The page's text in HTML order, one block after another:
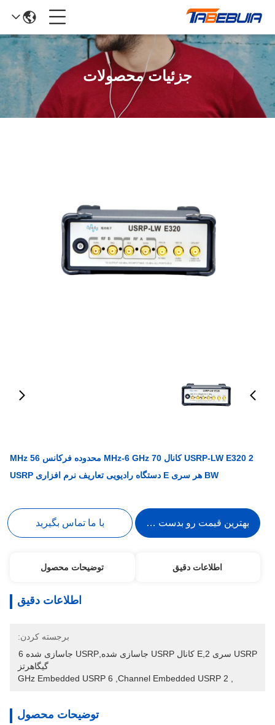
جزئیات محصولات
USRP-LW E320 2 کانال 70 MHz-6 GHz محدوده فرکانس 56 MHz
BW هر سری E دستگاه رادیویی تعاریف نرم افزاری USRP
بهترین قیمت رو بدست بیار با ما تماس بگیرید
اطلاعات دقیق توضیحات محصول
اطلاعات دقیق
برجسته کردن:
گیگاهرتز
2 Channel Embedded USRP
6 GHz Embedded USRP
توضیحات محصول